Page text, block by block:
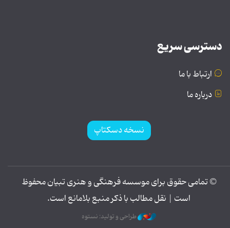
دسترسی سریع
ارتباط با ما
درباره ما
نسخه دسکتاپ
© تمامی حقوق برای موسسه فرهنگی و هنری تبیان محفوظ
است | نقل مطالب با ذکر منبع بلامانع است.
طراحی و تولید: نستوه